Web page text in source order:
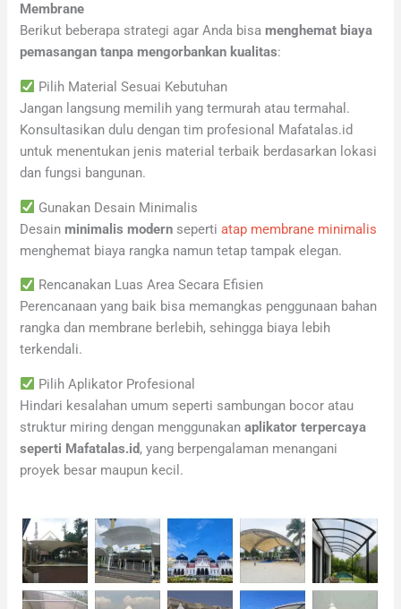
Membrane
Berikut beberapa strategi agar Anda bisamenghemat biaya
pemasangan tanpa mengorbankan kualitas:
Pilih Material Sesuai Kebutuhan
Jangan langsung memilih yang termurah atau termahal.
Konsultasikan dulu dengan tim profesional Mafatalas.id
untuk menentukan jenis material terbaik berdasarkan lokasi
dan fungsi bangunan.
Gunakan Desain Minimalis
Desainminimalis modern sepertiatap membrane minimalis
menghemat biaya rangka namun tetap tampak elegan.
Rencanakan Luas Area Secara Efisien
Perencanaan yang baik bisa memangkas penggunaan bahan
rangka dan membrane berlebih, sehingga biaya lebih
terkendali.
Pilih Aplikator Profesional
Hindari kesalahan umum seperti sambungan bocor atau
struktur miring dengan menggunakanaplikator terpercaya
seperti Mafatalas.id, yang berpengalaman menangani
proyek besar maupun kecil.